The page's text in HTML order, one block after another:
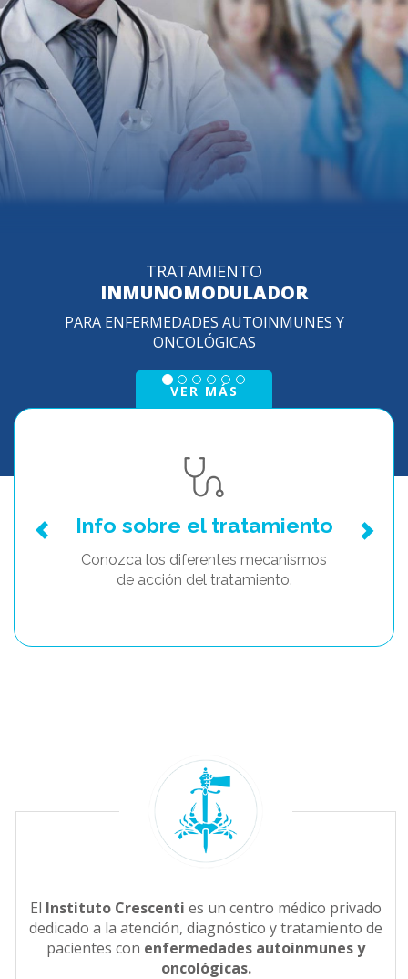
Info sobre el tratamiento
Conozca los diferentes mecanismos
de acción del tratamiento.
El Instituto Crescenti es un centro médico privado
dedicado a la atención, diagnóstico y tratamiento de
pacientes con enfermedades autoinmunes y
oncológicas.